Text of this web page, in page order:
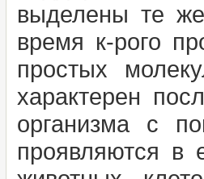
выделены те
время к-рого
простых
характерен
организма с
проявляются в